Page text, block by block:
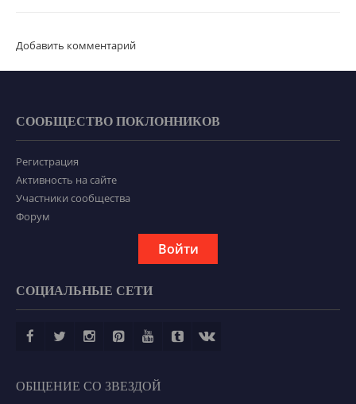
Добавить комментарий
СООБЩЕСТВО ПОКЛОННИКОВ
Регистрация
Активность на сайте
Участники сообщества
Форум
Войти
СОЦИАЛЬНЫЕ СЕТИ
ОБЩЕНИЕ СО ЗВЕЗДОЙ